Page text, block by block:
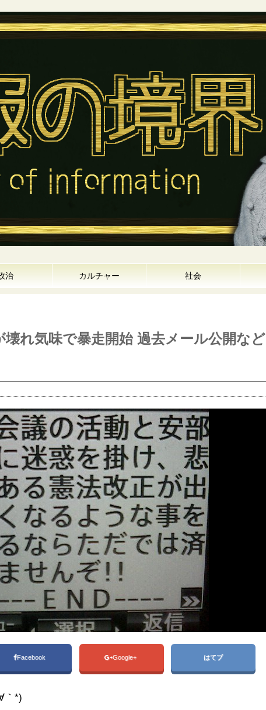
治 カルチャー 社会
壊れ気味で暴走開始 過去メール公開など
Facebook Google+ はてブ
｀*)